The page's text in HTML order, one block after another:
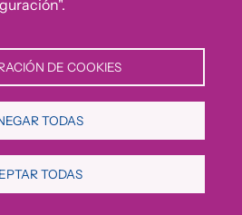
DE COOKIES
TODAS
TODAS